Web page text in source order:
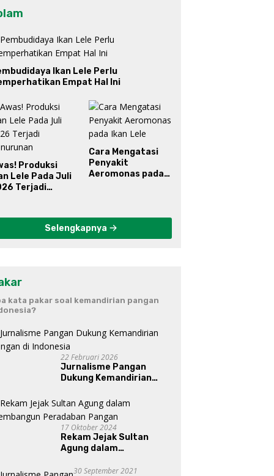
Ikan Lele Perlu
Empat Hal Ini
Produksi
Lele Pada Juli
Terjadi
Cara Mengatasi
Penyakit
Aeromonas pada
Selengkapnya
kata pakar soal kemandirian pangan
22 Februari 2026
Jurnalisme Pangan
Dukung Kemandirian
17 Oktober 2024
Rekam Jejak Sultan
Agung dalam
Pangan
30 September 2021